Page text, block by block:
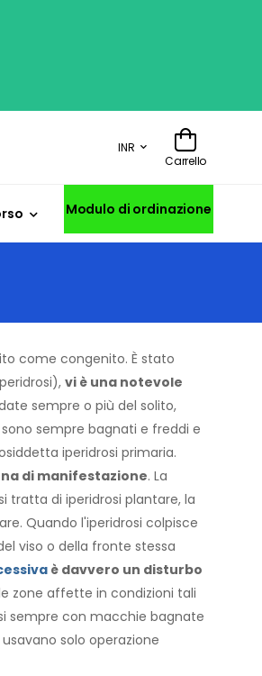
INR
Carrello
Modulo di ordinazione
come congenito. È stato
vi è una notevole
sempre o più del solito,
sempre bagnati e freddi e
iperidrosi primaria.
di manifestazione. La
tratta di iperidrosi plantare, la
Quando l'iperidrosi colpisce
viso o della fronte stessa
è davvero un disturbo
zone affette in condizioni tali
sempre con macchie bagnate
solo operazione